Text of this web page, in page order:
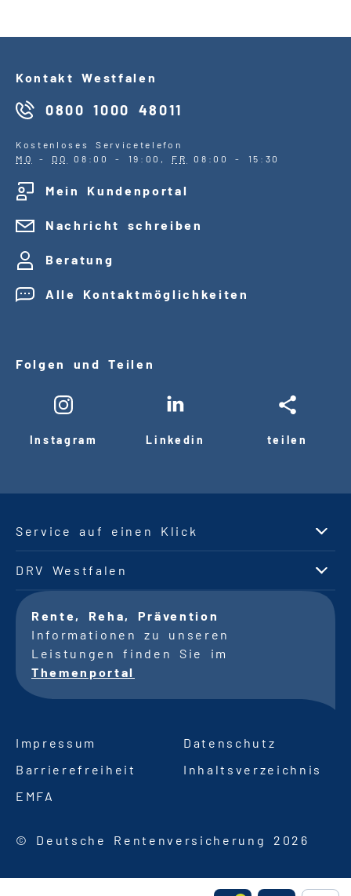
Kontakt Westfalen
0800 1000 48011
Kostenloses Servicetelefon
MO
- DO 08:00 - 19:00, FR 08:00 - 15:30
Mein Kundenportal
Nachricht schreiben
Beratung
Alle Kontaktmöglichkeiten
Folgen und Teilen
Instagram Linkedin teilen
Service auf einen Klick
DRV Westfalen
Rente, Reha, Prävention
Informationen zu unseren
Leistungen finden Sie im
Themenportal
Impressum
Datenschutz
Barrierefreiheit
Inhaltsverzeichnis
EMFA
© Deutsche Rentenversicherung 2026